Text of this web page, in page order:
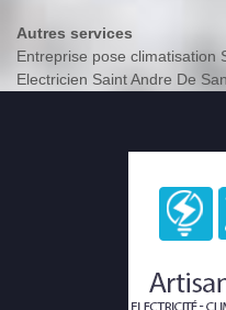
Autres services
Entreprise pose climatisation
Electricien Saint Andre De